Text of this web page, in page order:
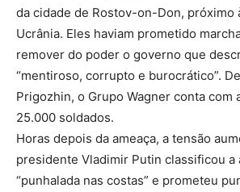
da cidade de Rostov-on-Don, próximo
Ucrânia. Eles haviam prometido
remover do poder o governo que
“mentiroso, corrupto e burocrático”.
Prigozhin, o Grupo Wagner conta com
25.000 soldados.
Horas depois da ameaça, a tensão
presidente Vladimir Putin classificou a
“punhalada nas costas” e prometeu